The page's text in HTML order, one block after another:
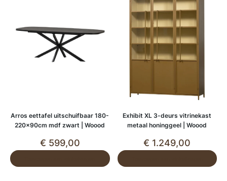
Arros eettafel uitschuifbaar 180-
220x90cm mdf zwart | Woood
€ 599,00
Exhibit XL 3-deurs vitrinekast
metaal honinggeel | Woood
€ 1.249,00